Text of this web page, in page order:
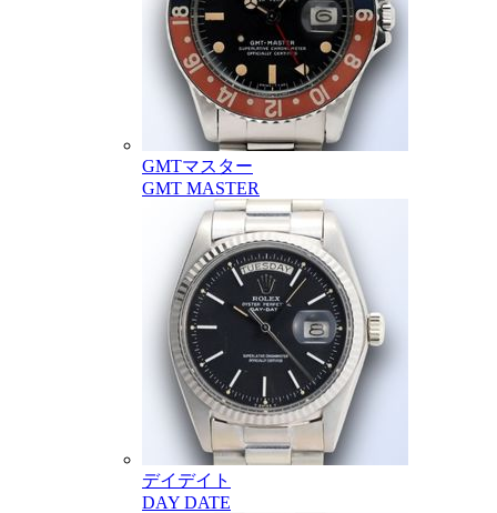
GMTマスター
GMT MASTER
デイデイト
DAY DATE